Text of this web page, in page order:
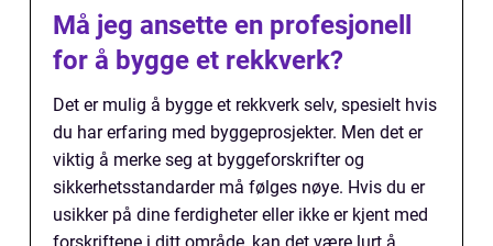
Må jeg ansette en profesjonell
for å bygge et rekkverk?
Det er mulig å bygge et rekkverk selv, spesielt hvis
du har erfaring med byggeprosjekter. Men det er
viktig å merke seg at byggeforskrifter og
sikkerhetsstandarder må følges nøye. Hvis du er
usikker på dine ferdigheter eller ikke er kjent med